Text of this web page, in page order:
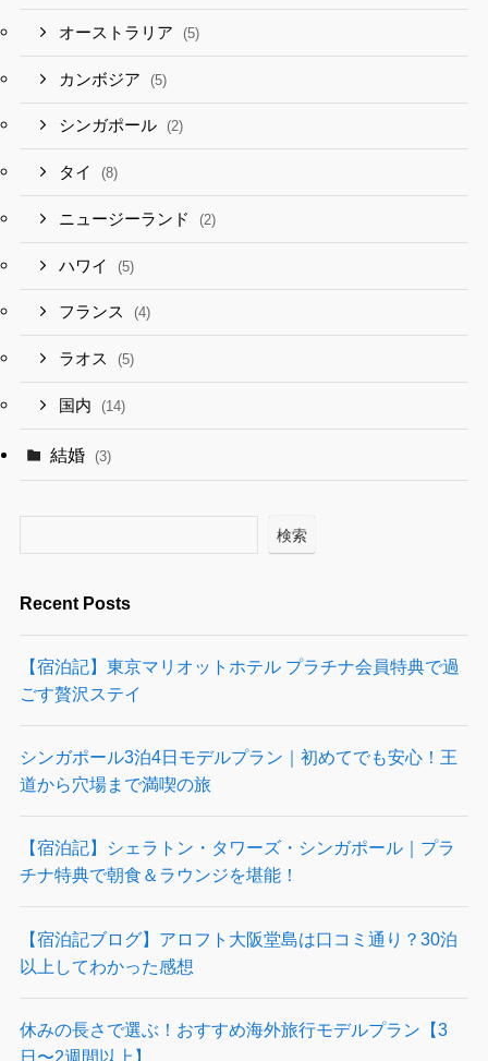
オーストラリア (5)
カンボジア (5)
シンガポール (2)
タイ (8)
ニュージーランド (2)
ハワイ (5)
フランス (4)
ラオス (5)
国内 (14)
結婚 (3)
検索
Recent Posts
【宿泊記】東京マリオットホテル プラチナ会員特典で過
ごす贅沢ステイ
シンガポール3泊4日モデルプラン｜初めてでも安心！王
道から穴場まで満喫の旅
【宿泊記】シェラトン・タワーズ・シンガポール｜プラ
チナ特典で朝食＆ラウンジを堪能！
【宿泊記ブログ】アロフト大阪堂島は口コミ通り？30泊
以上してわかった感想
休みの長さで選ぶ！おすすめ海外旅行モデルプラン【3
日〜2週間以上】